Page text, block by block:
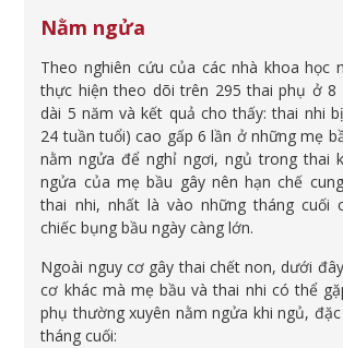
Nằm ngửa
Theo nghiên cứu của các nhà khoa học
thực hiện theo dõi trên 295 thai phụ ở 8
dài 5 năm và kết quả cho thấy: thai nhi
24 tuần tuổi) cao gấp 6 lần ở những mẹ
nằm ngửa để nghỉ ngơi, ngủ trong thai
ngửa của mẹ bầu gây nên hạn chế
thai nhi, nhất là vào những tháng cuối
chiếc bụng bầu ngày càng lớn.
Ngoài nguy cơ gây thai chết non, dưới
cơ khác mà mẹ bầu và thai nhi có thể
phụ thường xuyên nằm ngửa khi ngủ,
tháng cuối: